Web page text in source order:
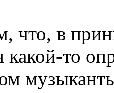
что, в
какой-то